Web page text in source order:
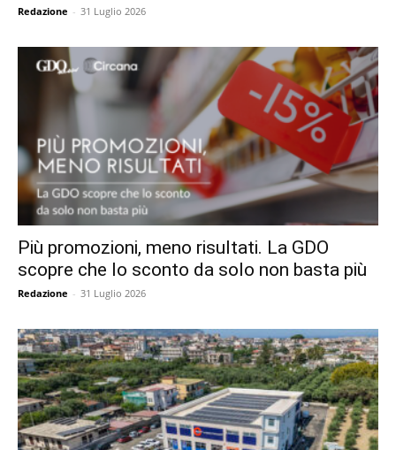
Redazione - 31 Luglio 2026
Più promozioni, meno risultati. La GDO
scopre che lo sconto da solo non basta più
Redazione - 31 Luglio 2026